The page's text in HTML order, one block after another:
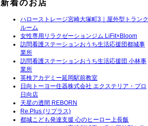
新着のお店
ハローストレージ宮崎大塚町3｜屋外型トランク
ルーム
女性専用リラクゼーションジム LiFit×Bloom
訪問看護ステーションおうち生活応援団都城事
業所
訪問看護ステーションおうち生活応援団 小林事
業所
英検アカデミー延岡駅前教室
日向トーヨー住器株式会社 エクステリア・プロ
日向店
天星の透間 REBORN
Re.Plus (リプラス)
都城こども発達支援 心のヒーロー上長飯